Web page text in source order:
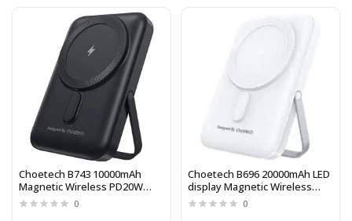
Choetech B743 10000mAh
Magnetic Wireless PD20W
Power Bank Black
0
Choetech B696 20000mAh LED
display Magnetic Wireless
power bank for Mobile and
Watch
0